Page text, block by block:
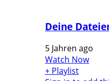
Deine
5 Jahren ago
Watch Now
+ Playlist